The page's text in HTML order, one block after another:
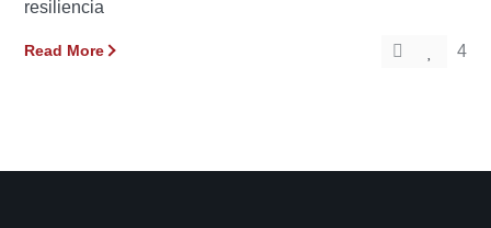
resiliencia
Read More 4